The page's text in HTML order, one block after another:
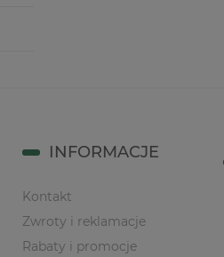
INFORMACJE
Kontakt
Zwroty i reklamacje
Rabaty i promocje